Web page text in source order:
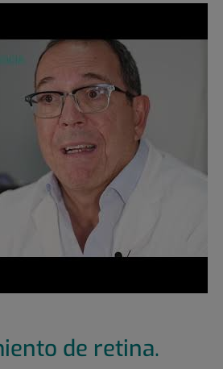
de retina.